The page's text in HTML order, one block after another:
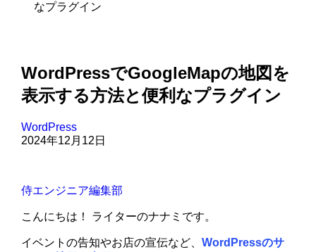
なプラグイン
WordPressでGoogleMapの地図を
表示する方法と便利なプラグイン
WordPress
2024年12月12日
侍エンジニア編集部
こんにちは！ ライターのナナミです。
イベントの告知やお店の宣伝など、WordPressのサ